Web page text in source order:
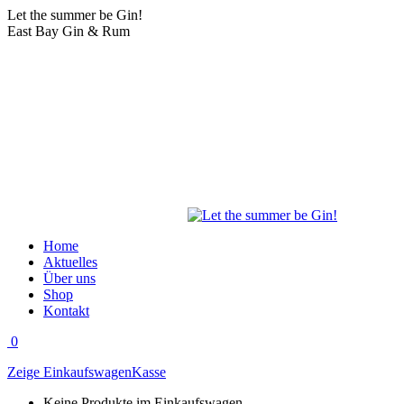
Zum
Inhalt
Let the summer be Gin!
East Bay Gin & Rum
Home
Aktuelles
Über uns
Shop
Kontakt
0
Zeige EinkaufswagenKasse